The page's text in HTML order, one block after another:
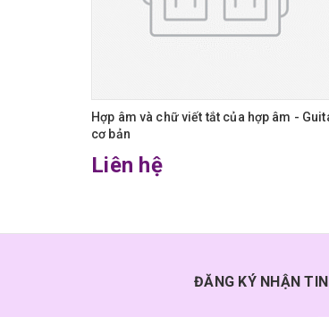
Hợp âm và chữ viết tắt của hợp âm - Guitar
cơ bản
Liên hệ
ĐĂNG KÝ NHẬN TIN